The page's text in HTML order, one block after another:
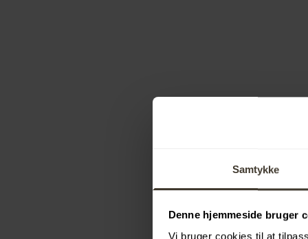
Samtykke
Denne hjemmeside bruger
Vi bruger cookies til at